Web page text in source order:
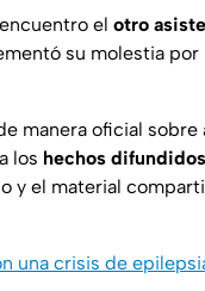
el otro
su molestia
manera oficial sobre
los hechos
y el material
una crisis de